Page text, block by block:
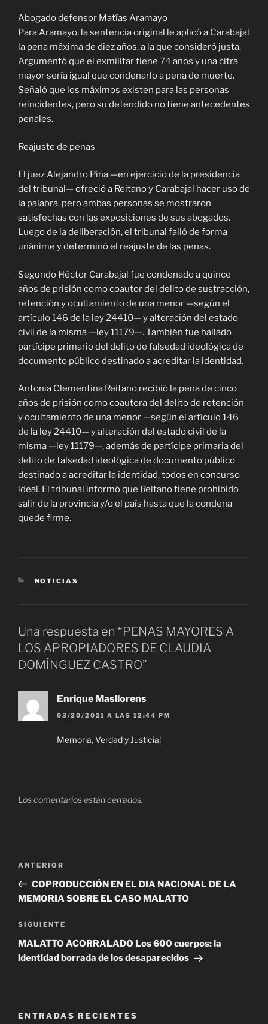
Abogado defensor Matías Aramayo
Para Aramayo, la sentencia original le aplicó a Carabajal
la pena máxima de diez años, a la que consideró justa.
Argumentó que el exmilitar tiene 74 años y una cifra
mayor sería igual que condenarlo a pena de muerte.
Señaló que los máximos existen para las personas
reincidentes, pero su defendido no tiene antecedentes
penales.
Reajuste de penas
El juez Alejandro Piña —en ejercicio de la presidencia
del tribunal— ofreció a Reitano y Carabajal hacer uso de
la palabra, pero ambas personas se mostraron
satisfechas con las exposiciones de sus abogados.
Luego de la deliberación, el tribunal falló de forma
unánime y determinó el reajuste de las penas.
Segundo Héctor Carabajal fue condenado a quince
años de prisión como coautor del delito de sustracción,
retención y ocultamiento de una menor —según el
artículo 146 de la ley 24410— y alteración del estado
civil de la misma —ley 11179—. También fue hallado
partícipe primario del delito de falsedad ideológica de
documento público destinado a acreditar la identidad.
Antonia Clementina Reitano recibió la pena de cinco
años de prisión como coautora del delito de retención
y ocultamiento de una menor —según el artículo 146
de la ley 24410— y alteración del estado civil de la
misma —ley 11179—, además de partícipe primaria del
delito de falsedad ideológica de documento público
destinado a acreditar la identidad, todos en concurso
ideal. El tribunal informó que Reitano tiene prohibido
salir de la provincia y/o el país hasta que la condena
quede firme.
CATEGORÍAS
NOTICIAS
Una respuesta en “PENAS MAYORES A
LOS APROPIADORES DE CLAUDIA
DOMÍNGUEZ CASTRO”
Enrique Masllorens
03/20/2021 A LAS 12:44 PM
Memoria, Verdad y Justicia!
Los comentarios están cerrados.
Navegación
entradas
Entrada
anterior
ANTERIOR
COPRODUCCIÓN EN EL DIA NACIONAL DE LA
MEMORIA SOBRE EL CASO MALATTO
Siguiente
entrada
SIGUIENTE
MALATTO ACORRALADO Los 600 cuerpos: la
identidad borrada de los desaparecidos
ENTRADAS RECIENTES